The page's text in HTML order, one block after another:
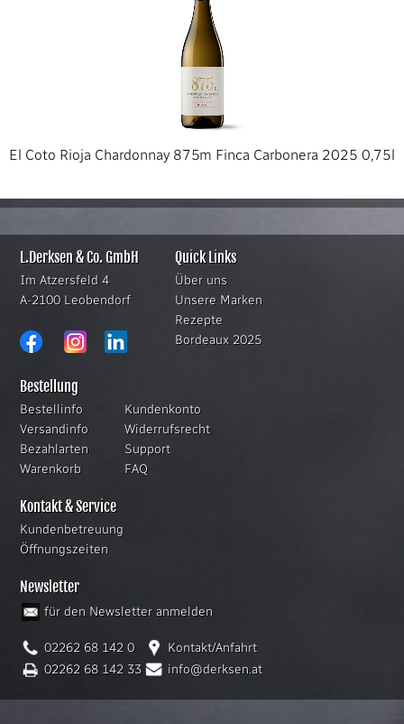
El Coto Rioja Chardonnay 875m Finca Carbonera 2025 0,75l
L.Derksen & Co. GmbH
Im Atzersfeld 4
A-2100 Leobendorf
Quick Links
Über uns
Unsere Marken
Rezepte
Bordeaux 2025
Bestellung
Bestellinfo
Versandinfo
Bezahlarten
Warenkorb
Kundenkonto
Widerrufsrecht
Support
FAQ
Kontakt & Service
Kundenbetreuung
Öffnungszeiten
Newsletter
für den Newsletter anmelden
02262 68 142 0
Kontakt/Anfahrt
02262 68 142 33
info@derksen.at